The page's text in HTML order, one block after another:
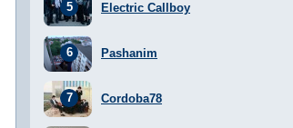
Electric Callboy
Pashanim
Cordoba78